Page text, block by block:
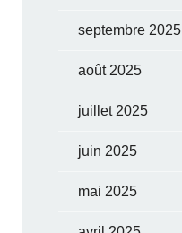
septembre 2025
août 2025
juillet 2025
juin 2025
mai 2025